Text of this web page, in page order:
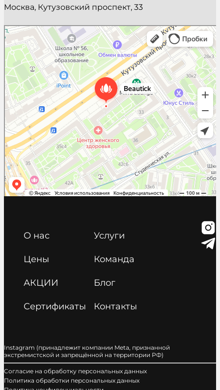
Москва, Кутузовский проспект, 33
Beautick
Салон красоты в Москве
Косметология в Москве
О нас Услуги
Цены Команда
АКЦИИ Блог
Сертификаты Контакты
Instagram (принадлежит компании Meta, признанной
экстремистской и запрещённой на территории РФ)
Cогласие на обработку персональных данных
Политика обработки персональных данных